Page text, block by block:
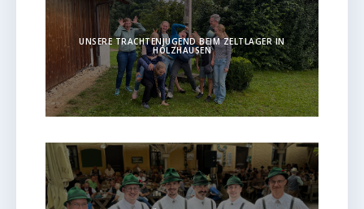
UNSERE TRACHTENJUGEND BEIM ZELTLAGER IN
HOLZHAUSEN